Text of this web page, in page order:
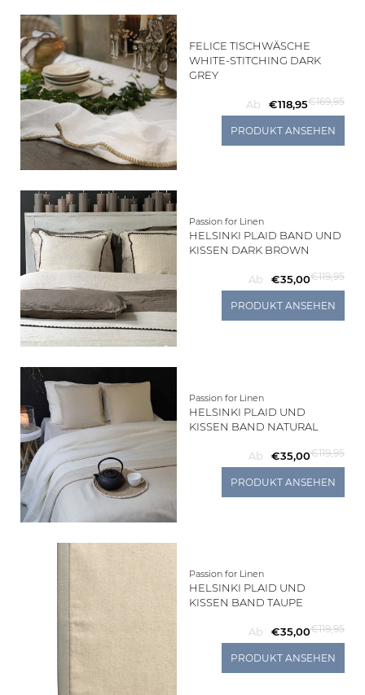
FELICE TISCHWÄSCHE
WHITE-STITCHING DARK
GREY
Ab €118,95€169,95
PRODUKT ANSEHEN
Passion for Linen
HELSINKI PLAID BAND UND
KISSEN DARK BROWN
Ab €35,00€119,95
PRODUKT ANSEHEN
Passion for Linen
HELSINKI PLAID UND
KISSEN BAND NATURAL
Ab €35,00€119,95
PRODUKT ANSEHEN
Passion for Linen
HELSINKI PLAID UND
KISSEN BAND TAUPE
Ab €35,00€119,95
PRODUKT ANSEHEN